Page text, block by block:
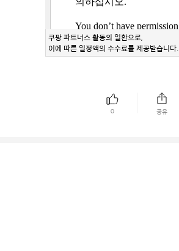
쿠팡 파트너스 활동의 일환으로,
이에 따른 일정액의 수수료를 제공받습니다.
0 공유